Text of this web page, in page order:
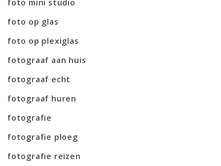
foto mini studio
foto op glas
foto op plexiglas
fotograaf aan huis
fotograaf echt
fotograaf huren
fotografie
fotografie ploeg
fotografie reizen